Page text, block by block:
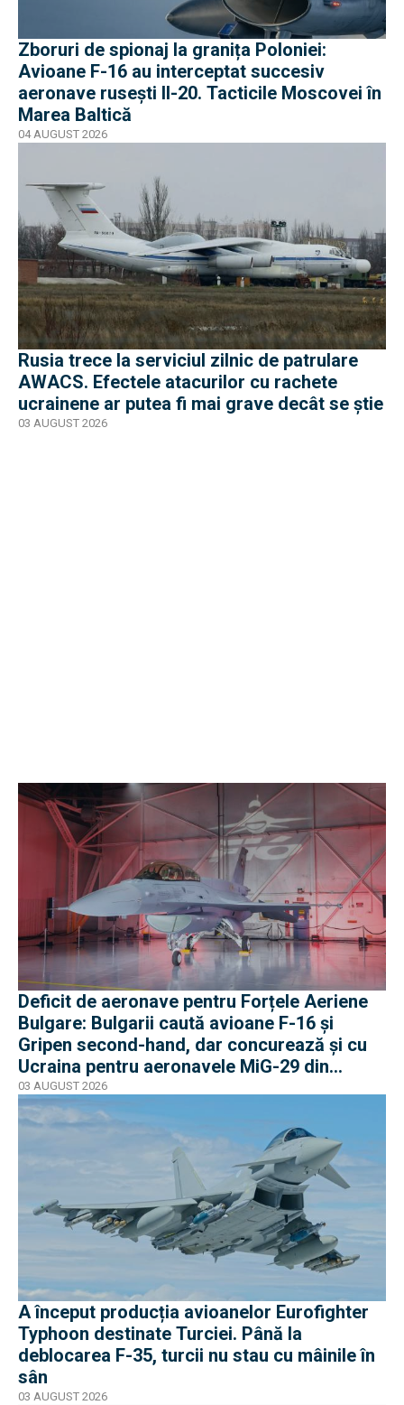
Zboruri de spionaj la granița Poloniei:
Avioane F-16 au interceptat succesiv
aeronave rusești Il-20. Tacticile Moscovei în
Marea Baltică
04 AUGUST 2026
Rusia trece la serviciul zilnic de patrulare
AWACS. Efectele atacurilor cu rachete
ucrainene ar putea fi mai grave decât se știe
03 AUGUST 2026
Deficit de aeronave pentru Forțele Aeriene
Bulgare: Bulgarii caută avioane F-16 și
Gripen second-hand, dar concurează și cu
Ucraina pentru aeronavele MiG-29 din
Polonia
03 AUGUST 2026
A început producția avioanelor Eurofighter
Typhoon destinate Turciei. Până la
deblocarea F-35, turcii nu stau cu mâinile în
sân
03 AUGUST 2026